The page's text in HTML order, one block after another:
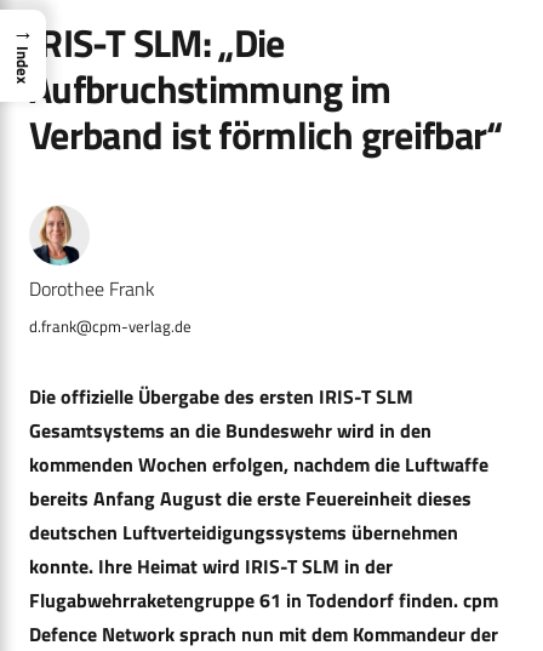
IRIS-T SLM: „Die
Aufbruchstimmung im
Verband ist förmlich greifbar“
Dorothee Frank
d.frank@cpm-verlag.de
Die offizielle Übergabe des ersten IRIS-T SLM
Gesamtsystems an die Bundeswehr wird in den
kommenden Wochen erfolgen, nachdem die Luftwaffe
bereits Anfang August die erste Feuereinheit dieses
deutschen Luftverteidigungssystems übernehmen
konnte. Ihre Heimat wird IRIS-T SLM in der
Flugabwehrraketengruppe 61 in Todendorf finden. cpm
Defence Network sprach nun mit dem Kommandeur der
→
Index